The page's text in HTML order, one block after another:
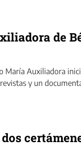
de
María Auxiliadora
y un